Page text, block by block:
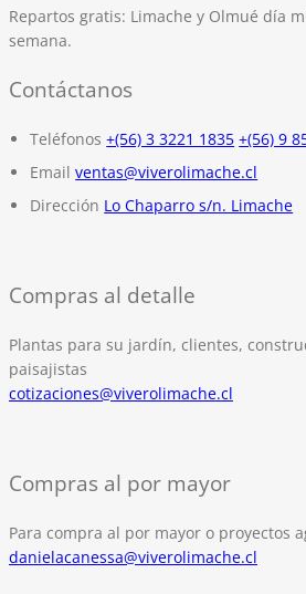
Repartos gratis: Limache y Olmué día
semana.
Contáctanos
Teléfonos +(56) 3 3221 1835 +(56) 9
Email ventas@viverolimache.cl
Dirección Lo Chaparro s/n. Limache
Compras al detalle
Plantas para su jardín, clientes,
paisajistas
cotizaciones@viverolimache.cl
Compras al por mayor
Para compra al por mayor o proyectos
danielacanessa@viverolimache.cl